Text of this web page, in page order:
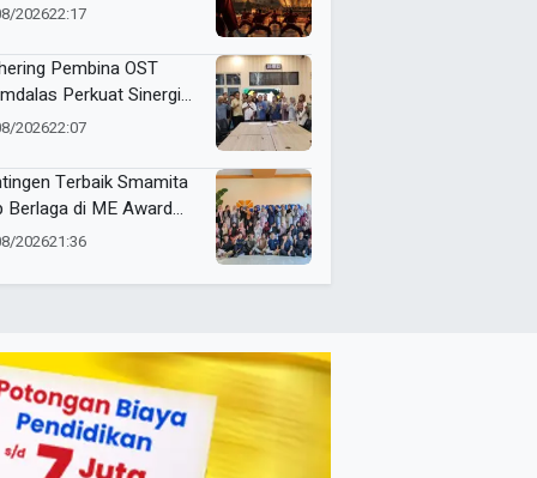
202622:17
Pembina OST
Perkuat Sinergi
Karakter dan
202622:07
Terbaik Smamita
Berlaga di ME Award
202621:36